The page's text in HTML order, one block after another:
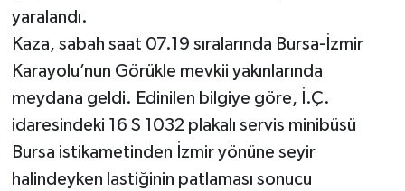
yaralandı.
Kaza, sabah saat 07.19 sıralarında Bursa-İzmir
Karayolu’nun Görükle mevkii yakınlarında
meydana geldi. Edinilen bilgiye göre, İ.Ç.
idaresindeki 16 S 1032 plakalı servis minibüsü
Bursa istikametinden İzmir yönüne seyir
halindeyken lastiğinin patlaması sonucu